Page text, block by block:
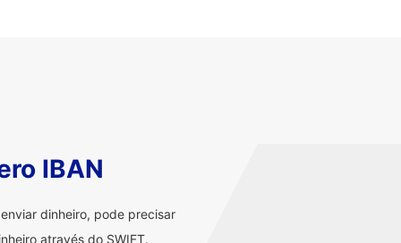
IBAN
dinheiro, pode precisar
através do SWIFT.